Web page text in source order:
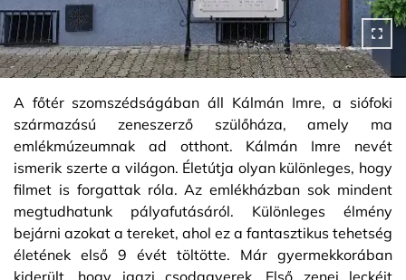
A főtér szomszédságában áll Kálmán Imre, a siófoki
származású zeneszerző szülőháza, amely ma
emlékmúzeumnak ad otthont. Kálmán Imre nevét
ismerik szerte a világon. Életútja olyan különleges, hogy
filmet is forgattak róla. Az emlékházban sok mindent
megtudhatunk pályafutásáról. Különleges élmény
bejárni azokat a tereket, ahol ez a fantasztikus tehetség
életének első 9 évét töltötte. Már gyermekkorában